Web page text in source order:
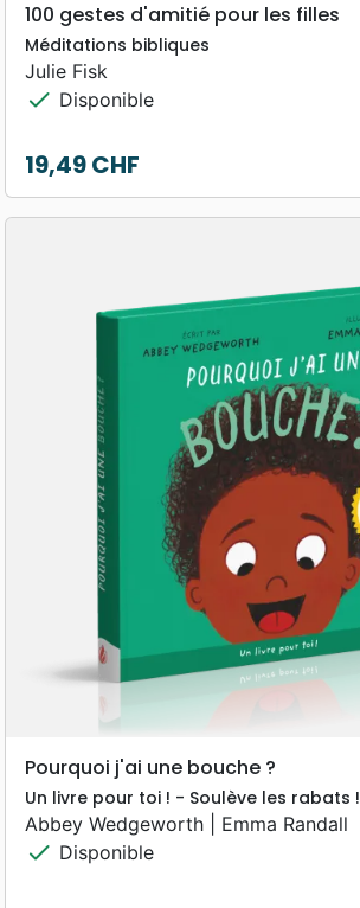
100 gestes d'amitié pour les filles
Méditations bibliques
Julie Fisk
check Disponible
Prix
19,49 CHF
Pourquoi j'ai une bouche ?
Un livre pour toi ! - Soulève les rabats !
Abbey Wedgeworth | Emma Randall
check Disponible